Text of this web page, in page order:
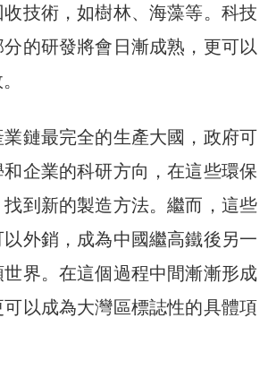
技術，如樹林、海藻等。科技
的研發將會日漸成熟，更可以
鏈最完全的生產大國，政府可
企業的科研方向，在這些環保
到新的製造方法。繼而，這些
外銷，成為中國繼高鐵後另一
界。在這個過程中間漸漸形成
以成為大灣區標誌性的具體項